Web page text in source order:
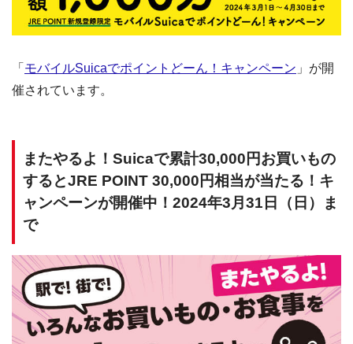
「 モバイルSuicaでポイントどーん！キャンペーン 」が開
催されています。
またやるよ！Suicaで累計30,000円お買いもの
するとJRE POINT 30,000円相当が当たる！キ
ャンペーンが開催中！2024年3月31日（日）ま
で